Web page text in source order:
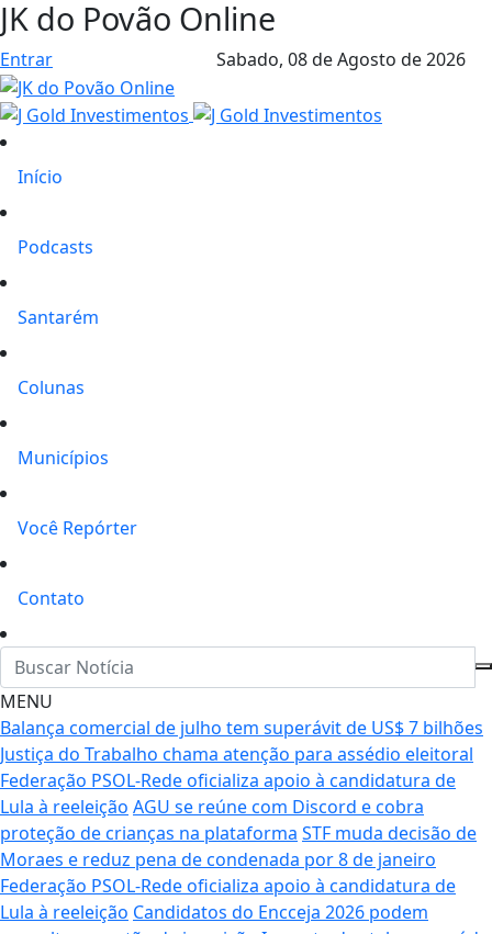
JK do Povão Online
Entrar Sabado, 08 de Agosto de 2026
Início
Podcasts
Santarém
Colunas
Municípios
Você Repórter
Contato
MENU
Balança comercial de julho tem superávit de US$ 7 bilhões
Justiça do Trabalho chama atenção para assédio eleitoral
Federação PSOL-Rede oficializa apoio à candidatura de
Lula à reeleição AGU se reúne com Discord e cobra
proteção de crianças na plataforma STF muda decisão de
Moraes e reduz pena de condenada por 8 de janeiro
Federação PSOL-Rede oficializa apoio à candidatura de
Lula à reeleição Candidatos do Encceja 2026 podem